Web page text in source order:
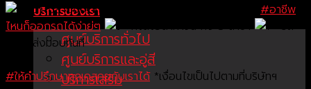
บริการของเรา
ศูนย์บริการทั่วไป
ศูนย์บริการและอู่สี
บริการเสริม
ว่าไงสายซิ่ง! แถมชุดแต่งแบบนี้ หล่อๆให้ สนมั้ย??? #อาชีพ
ไหนก็ออกรถได้ง่าย่ๆ
ที่โตโยต้าท่าจีน ทั้ง 3 สาขา
รถ
พร้อมส่งมอบทันที
#ให้คำปรึกษาทุกเคสคุยกับเราได้*เงื่อนไขเป็นไปตามที่บริษัทฯ